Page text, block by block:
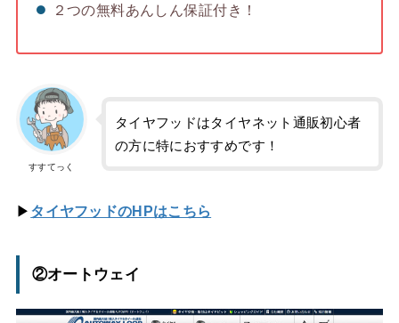
２つの無料あんしん保証付き！
すすてっく
タイヤフッドはタイヤネット通販初心者
の方に特におすすめです！
▶ タイヤフッドのHPはこちら
②オートウェイ